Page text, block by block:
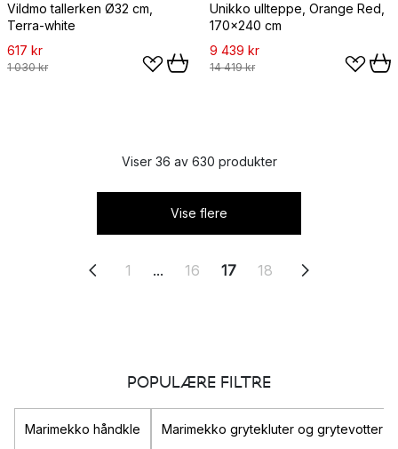
Vildmo tallerken Ø32 cm,
Terra-white
617 kr
1 030 kr
Unikko ullteppe, Orange Red,
170x240 cm
9 439 kr
14 419 kr
Viser 36 av 630 produkter
Vise flere
1 ... 16 17 18
POPULÆRE FILTRE
Marimekko håndkle Marimekko grytekluter og grytevotter